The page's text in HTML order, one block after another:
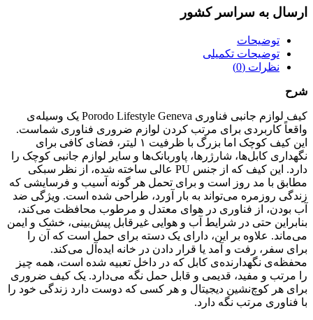
ارسال به سراسر کشور
توضیحات
توضیحات تکمیلی
نظرات (0)
شرح
کیف لوازم جانبی فناوری Porodo Lifestyle Geneva یک وسیله‌ی
واقعاً کاربردی برای مرتب کردن لوازم ضروری فناوری شماست.
این کیف کوچک اما بزرگ با ظرفیت ۱ لیتر، فضای کافی برای
نگهداری کابل‌ها، شارژرها، پاوربانک‌ها و سایر لوازم جانبی کوچک را
دارد. این کیف که از جنس PU عالی ساخته شده، از نظر سبکی
مطابق با مد روز است و برای تحمل هر گونه آسیب و فرسایشی که
زندگی روزمره می‌تواند به بار آورد، طراحی شده است. ویژگی ضد
آب بودن، از فناوری در هوای معتدل و مرطوب محافظت می‌کند،
بنابراین حتی در شرایط آب و هوایی غیرقابل پیش‌بینی، خشک و ایمن
می‌ماند. علاوه بر این، دارای یک دسته برای حمل است که آن را
برای سفر، رفت و آمد یا قرار دادن در خانه ایده‌آل می‌کند.
محفظه‌ی نگهدارنده‌ی کابل که در داخل تعبیه شده است، همه چیز
را مرتب و مفید، قدیمی و قابل حمل نگه می‌دارد. یک کیف ضروری
برای هر کوچ‌نشین دیجیتال و هر کسی که دوست دارد زندگی خود را
با فناوری مرتب نگه دارد.